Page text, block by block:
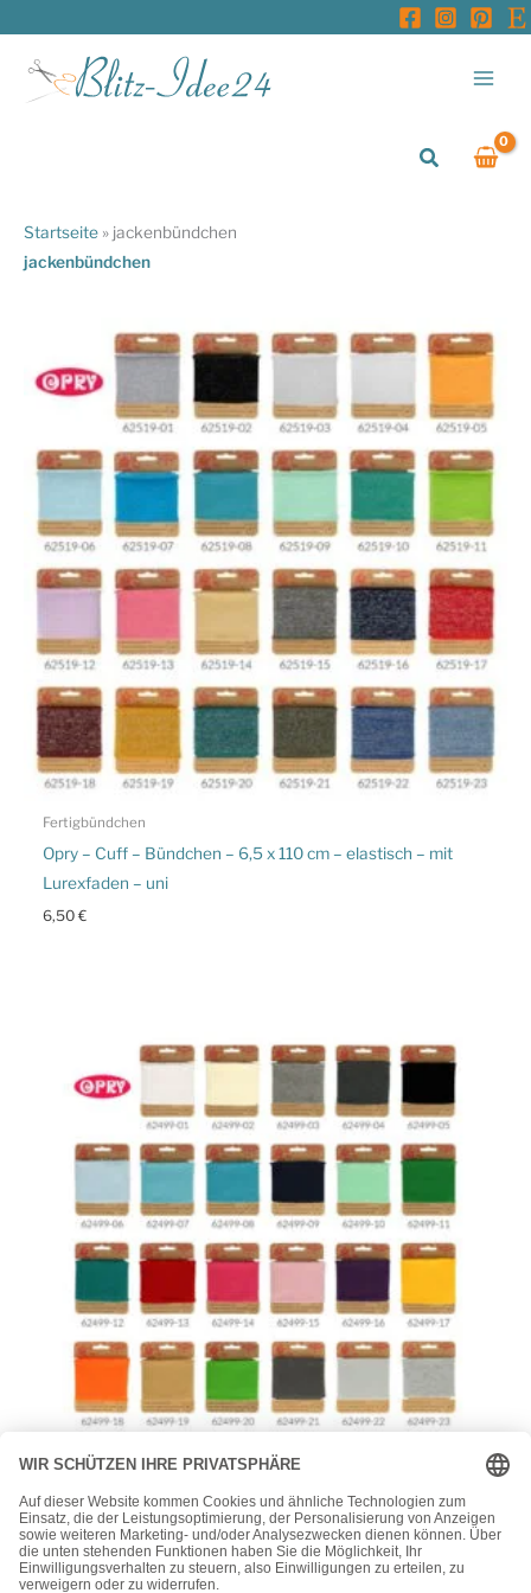
springen
Suchen
Startseite » jackenbündchen
jackenbündchen
Fertigbündchen
Opry – Cuff – Bündchen – 6,5 x 110 cm – elastisch – mit
Lurexfaden – uni
6,50€
Fertigbündchen
Opry – Cuff – Bündchen – 6,5cm x 110cm – elastisch –
Plisterkarte – uni